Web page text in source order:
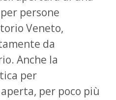
persone
Veneto,
da
Anche la
per
per poco più